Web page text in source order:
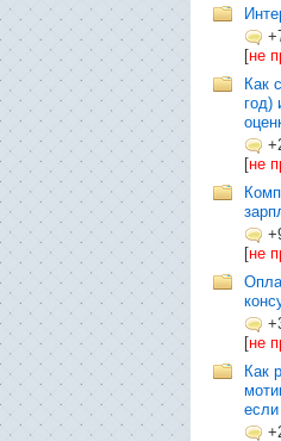
[не
Как
год)
[не
[не
[не
Как